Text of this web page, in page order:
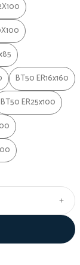
BT50 ER16x160
BT50 ER25x100